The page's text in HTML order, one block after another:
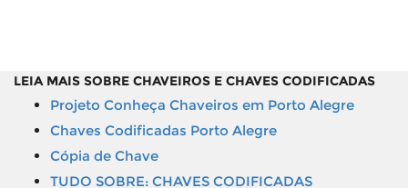
LEIA MAIS SOBRE CHAVEIROS E CHAVES CODIFICADAS
Projeto Conheça Chaveiros em Porto Alegre
Chaves Codificadas Porto Alegre
Cópia de Chave
TUDO SOBRE: CHAVES CODIFICADAS